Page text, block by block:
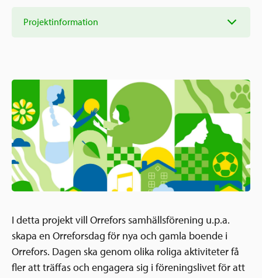
Ansökningsguide
Sverige och övriga världen
Grannskapsinitiativet
Om oss
Verksamhetsberättelser & årsredovisningar
Medarbetare & styrelse
Kontakt
Pressrum
Nyheter & kalenderhändelser
Postkodlotteriet
Projektinformation
I detta projekt vill Orrefors samhällsförening u.p.a.
skapa en Orreforsdag för nya och gamla boende i
Orrefors. Dagen ska genom olika roliga aktiviteter få
fler att träffas och engagera sig i föreningslivet för att